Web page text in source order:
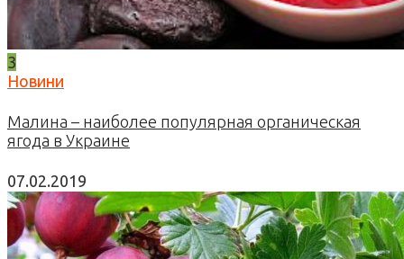
3
Новини
Малина – наиболее популярная органическая
ягода в Украине
07.02.2019